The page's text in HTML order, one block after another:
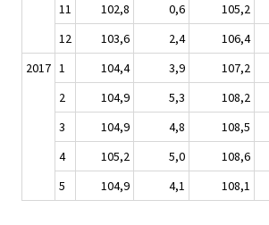
11
102,8 0,6 105,2
12
103,6 2,4 106,4
2017 1 104,4 3,9 107,2
2
104,9 5,3 108,2
3
104,9 4,8 108,5
4
105,2 5,0 108,6
5
104,9 4,1 108,1